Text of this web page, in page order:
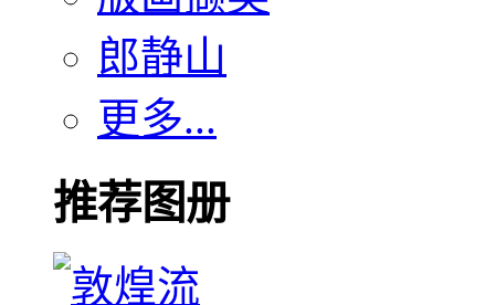
郎静山
更多...
推荐图册